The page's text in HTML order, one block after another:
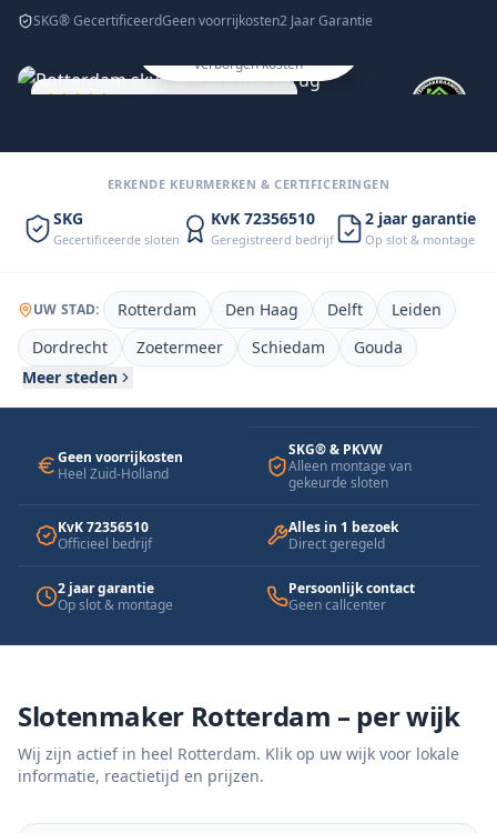
SKG® GecertificeerdGeen voorrijkosten2 Jaar Garantie
— Mark T., Rotterdam
Snel, transparant en
professioneel geholpen
verborgen kosten
ERKENDE KEURMERKEN & CERTIFICERINGEN
SKG
Gecertificeerde sloten
KvK 72356510
Geregistreerd bedrijf
2 jaar garantie
Op slot & montage
UW STAD: Rotterdam Den Haag Delft
Leiden
Dordrecht
Zoetermeer Schiedam
Gouda
Meer steden
Geen voorrijkosten
Heel Zuid-Holland
SKG® & PKVW
Alleen montage van
gekeurde sloten
KvK 72356510
Officieel bedrijf
Alles in 1 bezoek
Direct geregeld
2 jaar garantie
Op slot & montage
Persoonlijk contact
Geen callcenter
Slotenmaker Rotterdam – per wijk
Wij zijn actief in heel Rotterdam. Klik op uw wijk voor lokale
informatie, reactietijd en prijzen.